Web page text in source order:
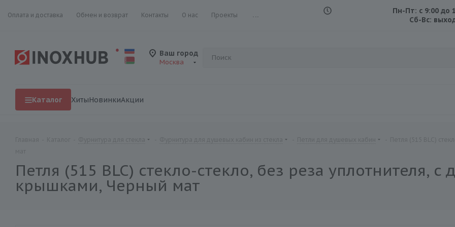
Оплата и доставка Обмен и возврат Контакты О нас Проекты ...
Пн-Пт: с 9:00 до
Сб-Вс:
Ваш город
Москва
Каталог ХитыНовинкиАкции
Петля (515 BLC) стекло-стекло, без реза уплотнителя,
крышками, Черный мат